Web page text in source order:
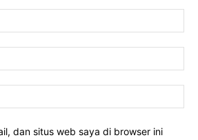
dan situs web saya di browser ini